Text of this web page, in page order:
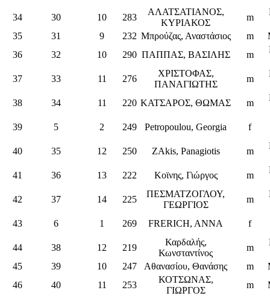
34 30 10 283
ΑΛΑΤΣΑΤΙΑΝΟΣ,
ΚΥΡΙΑΚΟΣ
m
35 31 9 232 Μπρούζας, Αναστάσιος m
36
32 10 290 ΠΑΠΠΑΣ, ΒΑΣΙΛΗΣ m
37 33 11 276
ΧΡΙΣΤΟΦΑΣ,
ΠΑΝΑΓΙΩΤΗΣ
m
38 34 11 220 ΚΑΤΣΑΡΟΣ, ΘΩΜΑΣ m
39 5 2 249 Petropoulou, Georgia f
40 35 12 250 ZAkis, Panagiotis m
41 36 13 222 Κοϊνης, Γιώργος m
42 37 14 225
ΠΕΣΜΑΤΖΟΓΛΟΥ,
ΓΕΩΡΓΙΟΣ
m
43 6 1 269 FRERICH, ANNA f
44 38 12 219
Καρδαλής,
Κωνσταντίνος
m
45 39 10 247 Αθανασίου, Θανάσης m
46
40 11 253
ΚΟΤΣΩΝΑΣ,
ΓΙΩΡΓΟΣ
m